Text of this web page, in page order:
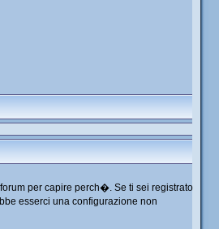
per capire perch�. Se ti sei registrato
esserci una configurazione non